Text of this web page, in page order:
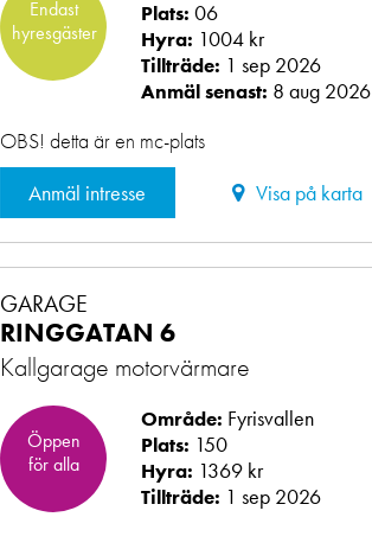
Endast
hyresgäster
Plats: 06
Hyra: 1004 kr
Tillträde: 1 sep 2026
Anmäl senast: 8 aug 2026
OBS! detta är en mc-plats
Anmäl intresse
Visa på karta
GARAGE
RINGGATAN 6
Kallgarage motorvärmare
Öppen
för alla
Område: Fyrisvallen
Plats: 150
Hyra: 1369 kr
Tillträde: 1 sep 2026